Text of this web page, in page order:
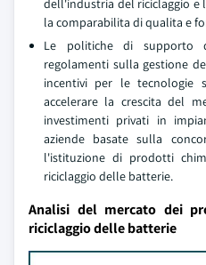
dell'industria del riciclaggio
la comparabilita di qualita e
Le politiche di supporto
regolamenti sulla gestione
incentivi per le tecnologie
accelerare la crescita del
investimenti privati in
aziende basate sulla
l'istituzione di prodotti
riciclaggio delle batterie.
Analisi del mercato dei
riciclaggio delle batterie